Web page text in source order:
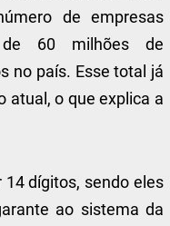
de empresas
de 60 milhões de
no país. Esse total já
atual, o que explica a
dígitos, sendo eles
ao sistema da